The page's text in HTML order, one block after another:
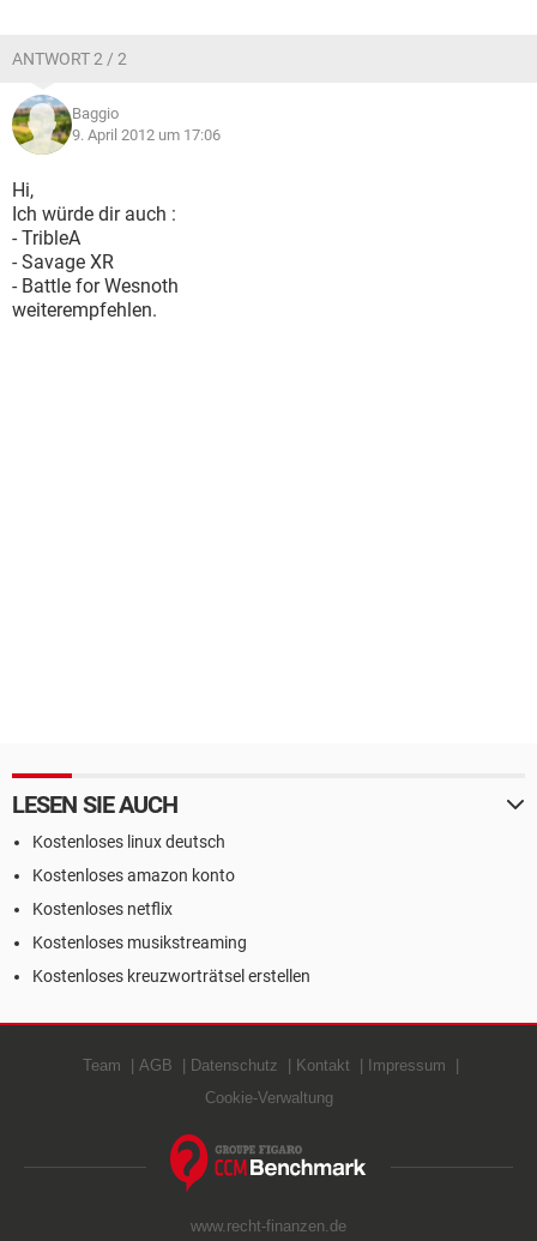
ANTWORT 2 / 2
Baggio
9. April 2012 um 17:06
Hi,
Ich würde dir auch :
- TribleA
- Savage XR
- Battle for Wesnoth
weiterempfehlen.
LESEN SIE AUCH
Kostenloses linux deutsch
Kostenloses amazon konto
Kostenloses netflix
Kostenloses musikstreaming
Kostenloses kreuzworträtsel erstellen
Team AGB Datenschutz Kontakt
Impressum
Cookie-Verwaltung
www.recht-finanzen.de